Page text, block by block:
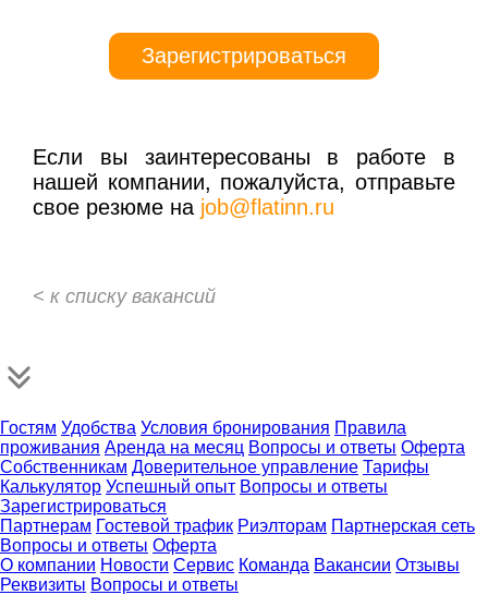
Зарегистрироваться
Если вы заинтересованы в работе в
нашей компании, пожалуйста, отправьте
свое резюме на job@flatinn.ru
< к списку вакансий
Гостям Удобства Условия бронирования Правила
проживания Аренда на месяц Вопросы и ответы Оферта
Собственникам Доверительное управление Тарифы
Калькулятор Успешный опыт Вопросы и ответы
Зарегистрироваться
Партнерам Гостевой трафик Риэлторам Партнерская сеть
Вопросы и ответы Оферта
О компании Новости Сервис Команда Вакансии Отзывы
Реквизиты Вопросы и ответы